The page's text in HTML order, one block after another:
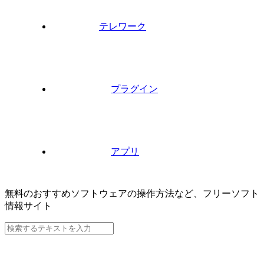
テレワーク
プラグイン
アプリ
無料のおすすめソフトウェアの操作方法など、 フリーソフト
情報サイト